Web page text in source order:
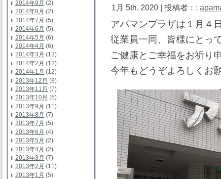
2014年9月 (2)
2014年8月 (2)
2014年7月 (5)
2014年6月 (5)
2014年5月 (6)
2014年4月 (6)
2014年3月 (13)
2014年2月 (12)
2014年1月 (12)
2013年12月 (8)
2013年11月 (7)
2013年10月 (5)
2013年9月 (11)
2013年8月 (7)
2013年7月 (5)
2013年6月 (4)
2013年5月 (2)
2013年4月 (2)
2013年3月 (7)
2013年2月 (11)
2013年1月 (5)
1月 5th, 2020 | 投稿者：:
アパマンプラザは１月４
従業員一同、皆様にとっ
ご健康とご幸福をお祈り
今年もどうぞよろしくお